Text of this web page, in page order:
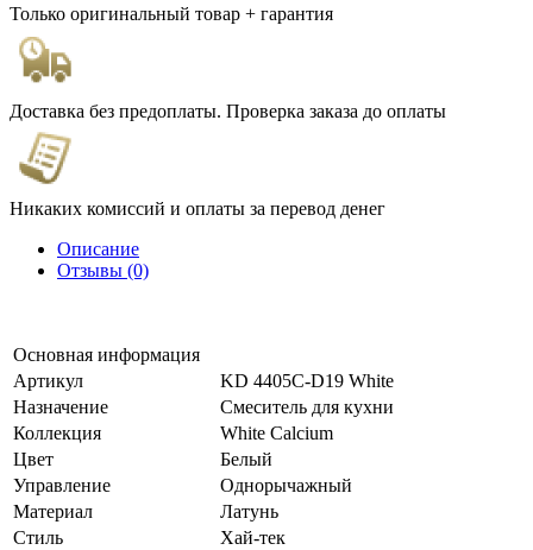
Только оригинальный товар + гарантия
Доставка без предоплаты. Проверка заказа до оплаты
Никаких комиссий и оплаты за перевод денег
Описание
Отзывы (0)
Основная информация
Артикул
KD 4405C-D19 White
Назначение
Смеситель для кухни
Коллекция
White Calcium
Цвет
Белый
Управление
Однорычажный
Материал
Латунь
Стиль
Хай-тек